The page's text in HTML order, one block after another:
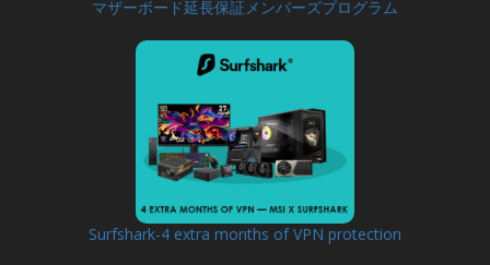
マザーボード延長保証メンバーズプログラム
Surfshark-4 extra months of VPN protection